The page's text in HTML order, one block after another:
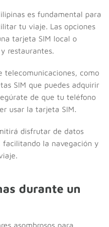
es fundamental para
tu viaje. Las opciones
tarjeta SIM local o
restaurantes.
telecomunicaciones, como
SIM que puedes adquirir
de que tu teléfono
usar la tarjeta SIM.
disfrutar de datos
facilitando la navegación y
durante un
asombrosos para